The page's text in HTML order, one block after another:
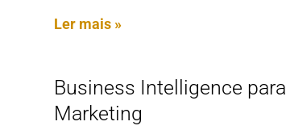
Ler mais »
Business Intelligence para
Marketing